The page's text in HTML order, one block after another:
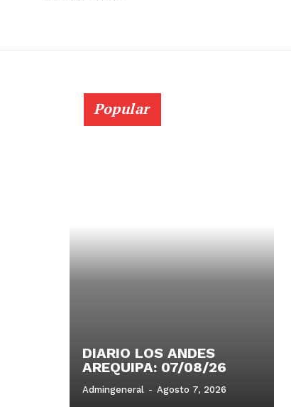
Popular
DIARIO LOS ANDES
AREQUIPA: 07/08/26
Admingeneral - Agosto 7, 2026